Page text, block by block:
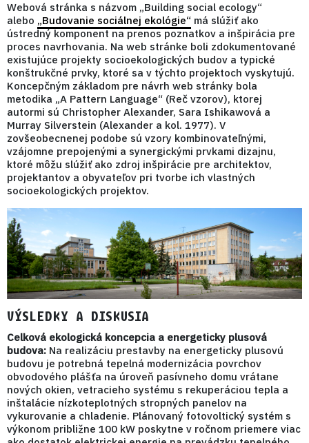
Webová stránka s názvom „Building social ecology“
alebo „Budovanie sociálnej ekológie“ má slúžiť ako
ústredný komponent na prenos poznatkov a inšpirácia pre
proces navrhovania. Na web stránke boli zdokumentované
existujúce projekty socioekologických budov a typické
konštrukčné prvky, ktoré sa v týchto projektoch vyskytujú.
Koncepčným základom pre návrh web stránky bola
metodika „A Pattern Language“ (Reč vzorov), ktorej
autormi sú Christopher Alexander, Sara Ishikawová a
Murray Silverstein (Alexander a kol. 1977). V
zovšeobecnenej podobe sú vzory kombinovateľnými,
vzájomne prepojenými a synergickými prvkami dizajnu,
ktoré môžu slúžiť ako zdroj inšpirácie pre architektov,
projektantov a obyvateľov pri tvorbe ich vlastných
socioekologických projektov.
VÝSLEDKY A DISKUSIA
Celková ekologická koncepcia a energeticky plusová
budova: Na realizáciu prestavby na energeticky plusovú
budovu je potrebná tepelná modernizácia povrchov
obvodového plášťa na úroveň pasívneho domu vrátane
nových okien, vetracieho systému s rekuperáciou tepla a
inštalácie nízkoteplotných stropných panelov na
vykurovanie a chladenie. Plánovaný fotovoltický systém s
výkonom približne 100 kW poskytne v ročnom priemere viac